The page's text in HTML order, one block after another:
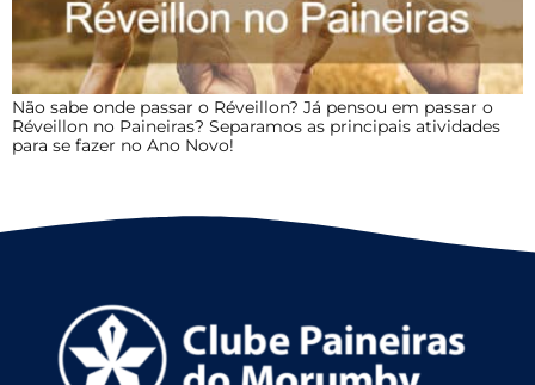
Não sabe onde passar o Réveillon? Já pensou em passar o
Réveillon no Paineiras? Separamos as principais atividades
para se fazer no Ano Novo!